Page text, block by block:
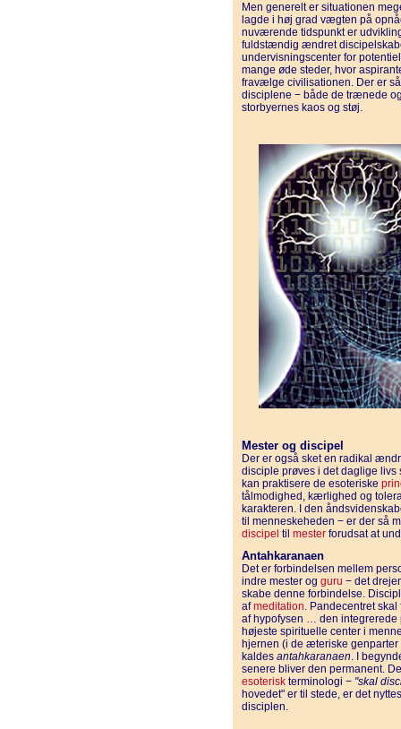
Men generelt er situationen
lagde i høj grad vægten på
nuværende tidspunkt er
fuldstændig ændret
undervisningscenter for
mange øde steder, hvor
fravælge civilisationen. Der er
disciplene − både de trænede
storbyernes kaos og støj.
Mester og discipel
Der er også sket en radikal
disciple prøves i det daglige livs
kan praktisere de esoteriske
tålmodighed, kærlighed og
karakteren. I den
til menneskeheden − er der så
discipel til mester forudsat at
Antahkaranaen
Det er forbindelsen mellem
indre mester og guru − det
skabe denne forbindelse.
afmeditation. Pandecentret
af hypofysen … den
højeste spirituelle center i
hjernen (i de æteriske
kaldes antahkaranaen. I
senere bliver den permanent.
esoterisk terminologi − "skal
hovedet" er til stede, er det
disciplen.